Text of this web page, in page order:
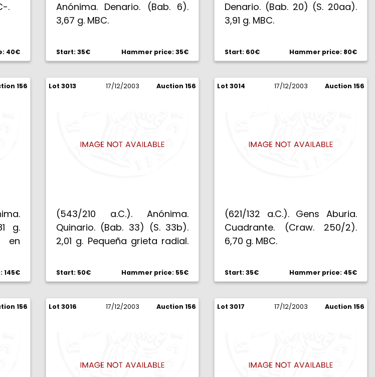
.
40€
Anónima. Denario. (Bab. 6).
3,67 g. MBC.
Start: 35€ Hammer price: 35€
Denario. (Bab. 20) (S. 20aa).
3,91 g. MBC.
Start: 60€ Hammer price: 80€
156
g.
en
145€
Lot 3013 17/12/2003 Auction 156
(543/210 a.C.). Anónima.
Quinario. (Bab. 33) (S. 33b).
2,01 g. Pequeña grieta radial.
Start: 50€ Hammer price: 55€
Lot 3014 17/12/2003 Auction 156
(621/132 a.C.). Gens Aburia.
Cuadrante. (Craw. 250/2).
6,70 g. MBC.
Start: 35€ Hammer price: 45€
156 Lot 3016 17/12/2003 Auction 156 Lot 3017 17/12/2003 Auction 156